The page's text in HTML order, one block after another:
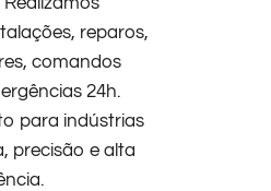
reparos,
comandos
24h.
para indústrias
precisão e alta